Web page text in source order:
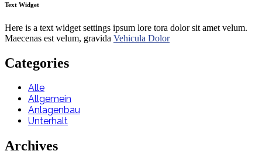
Text Widget
Here is a text widget settings ipsum lore tora dolor sit amet velum.
Maecenas est velum, gravida Vehicula Dolor
Categories
Alle
Allgemein
Anlagenbau
Unterhalt
Archives